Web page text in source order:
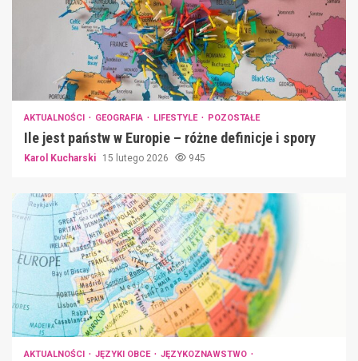
AKTUALNOŚCI GEOGRAFIA LIFESTYLE POZOSTAŁE
Ile jest państw w Europie – różne definicje i spory
Karol Kucharski 15 lutego 2026 945
AKTUALNOŚCI JĘZYKI OBCE
JĘZYKOZNAWSTWO